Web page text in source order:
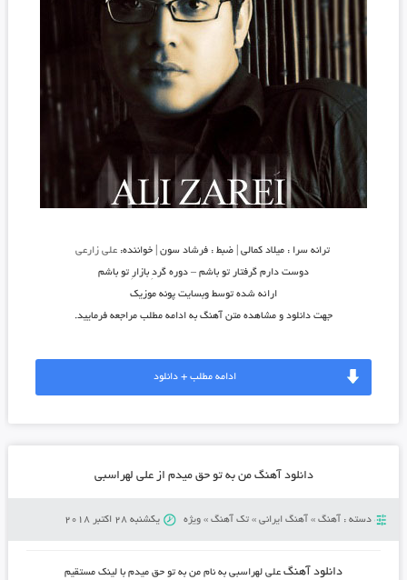
ترانه سرا : میلاد کمالی | ضبط : فرشاد سون | خواننده:علی زارعی
دوست دارم گرفتار تو باشم – دوره گردِ بازارِ تو باشم
ارائه شده توسط وبسایت پونه موزیک
جهت دانلود و مشاهده متن آهنگ به ادامه مطلب مراجعه فرمایید.
ادامه مطلب + دانلود
دانلود آهنگ من به تو حق میدم از علی لهراسبی
دسته : آهنگ» آهنگ ایرانی» تک آهنگ» ویژه یکشنبه 28 اکتبر 2018
دانلود آهنگ علی لهراسبیبه نام من به تو حق میدم با لینک مستقیم